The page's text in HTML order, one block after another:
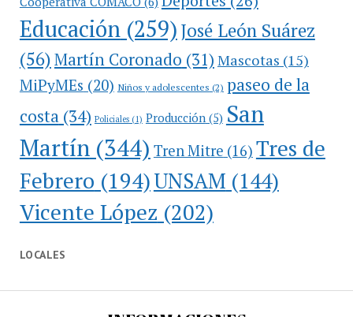
Educación(259)José León Suárez
(56)Martín Coronado (31) Mascotas (15)
MiPyMEs (20) Niños y adolescentes (2) paseo de la
costa(34) Policiales(1) Producción(5) San
Martín(344) Tren Mitre (16) Tres de
Febrero (194)UNSAM (144)
Vicente López (202)
LOCALES